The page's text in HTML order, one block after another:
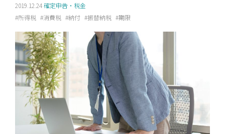
2019.12.24確定申告・税金
所得税
消費税 納付 振替納税 期限